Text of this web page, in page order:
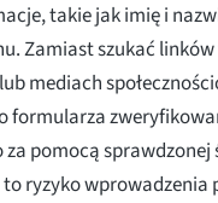
takie jak imię i
Zamiast szukać
mediach
formularza
pomocą sprawdzonej
ryzyko wprowadzenia